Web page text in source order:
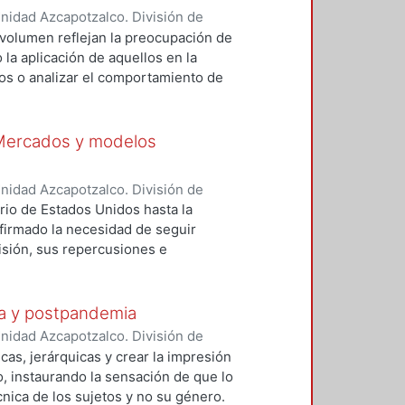
investigación, así como formas
y enfoques financieros.
Azcapotzalco. División de
Preece, Marissa del Rosario;
Venegas-Martínez, Francisco;
;Cervantes-de-la-Torre,
;Moreno, Heriberto;Henaine
reflejan la preocupación de
aplicación de aquellos en la
o analizar el comportamiento de
mercados globbales y teniendo
puede generar medidas para
este nuevo volumen de la serie
de investigación en dos
estudio de los sistemas
y modelos
Azcapotzalco. División de
Preece, Marissa del Rosario;
Venegas-Martínez, Francisco;
;Morales Castro, Arturo;
Francisco
de Estados Unidos hasta la
la necesidad de seguir
sus repercusiones e
Considerando la situación
de investigación que tratan
y optimización de los
internacional. De igual
instrumentos y mercados
a una mejor administración de
y postpandemia
Azcapotzalco. División de
Infante, Elvia;Sosa Castro, Miriam;
Carlos;García Muñoz Aparicio,
Sánchez, Zoily Mery ;Martínez
jerárquicas y crear la impresión
instaurando la sensación de que lo
de los sujetos y no su género.